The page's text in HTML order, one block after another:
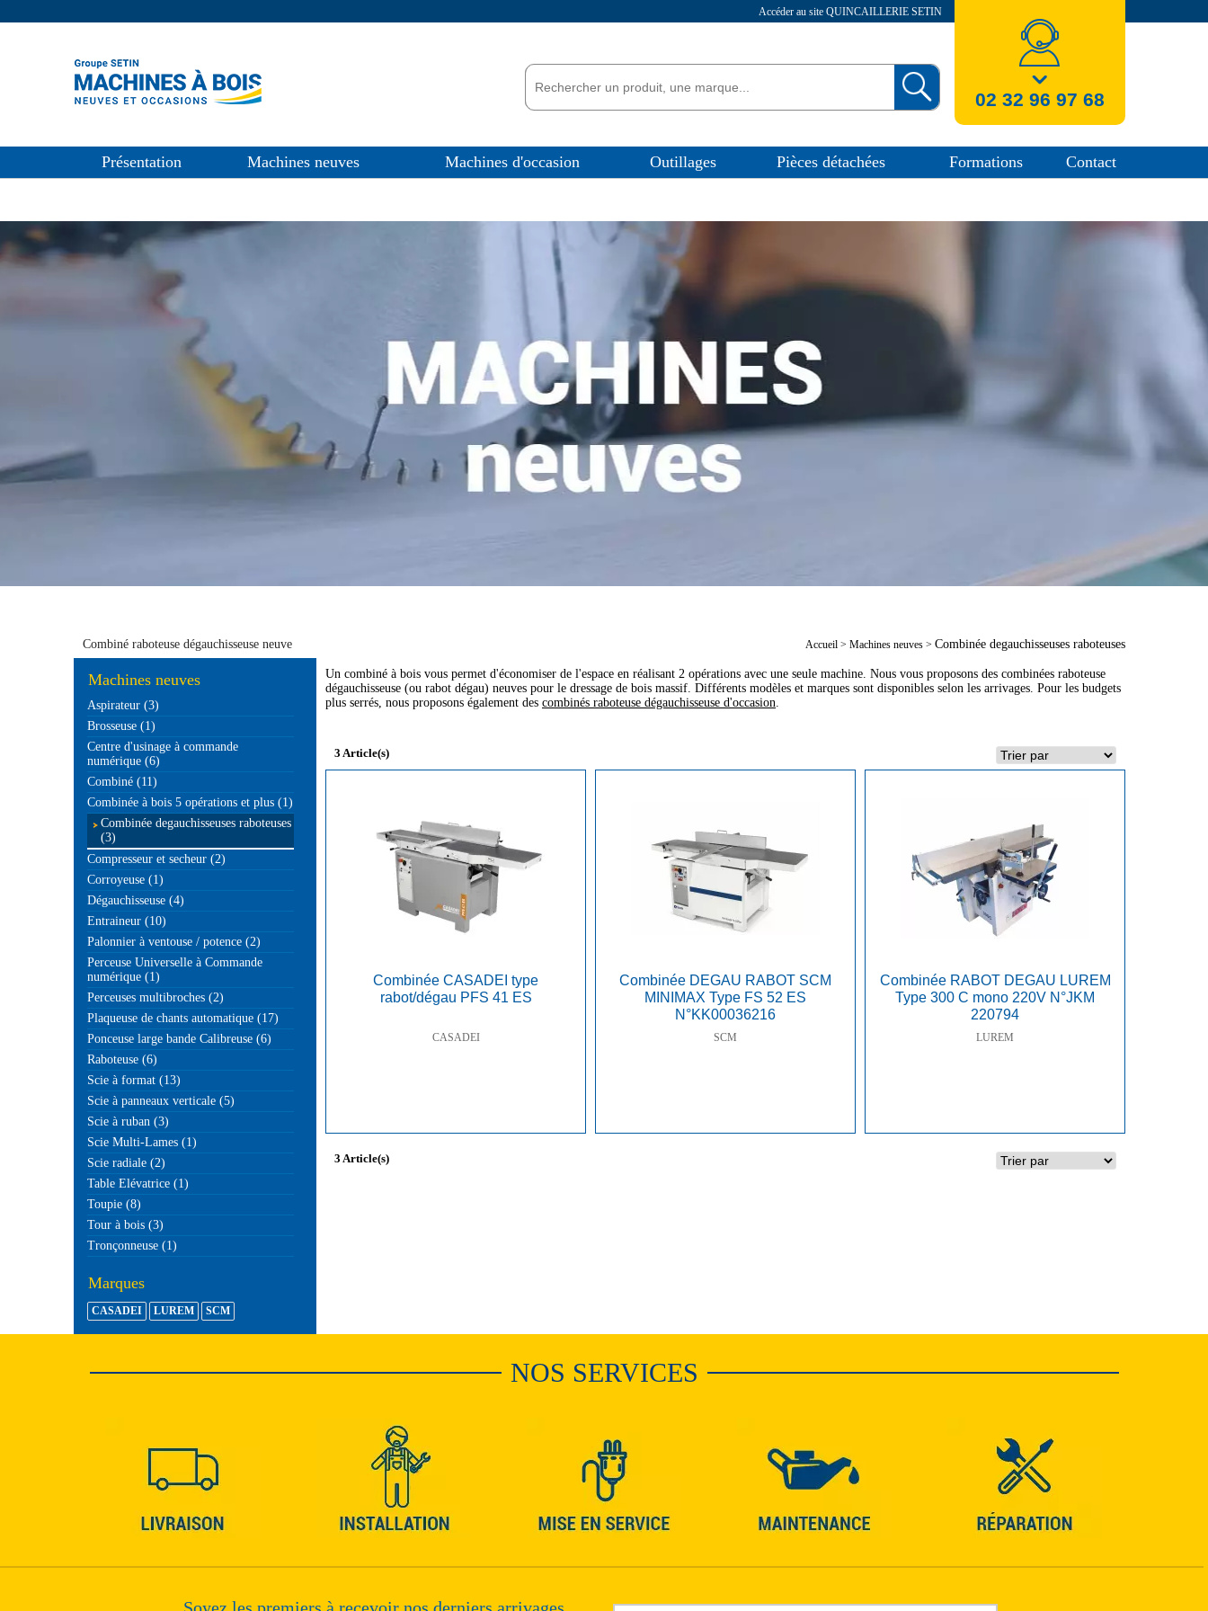
Accéder au site QUINCAILLERIE SETIN
02 32 96 97 68
Présentation Machines neuves Machines d'occasion Outillages Pièces détachées Formations Contact
Combiné raboteuse dégauchisseuse neuve Accueil > Machines neuves > Combinée degauchisseuses raboteuses
Machines neuves
Aspirateur (3)
Brosseuse (1)
Centre d'usinage à commande
numérique (6)
Combiné (11)
Combinée à bois 5 opérations et plus (1)
Combinée degauchisseuses raboteuses
(3)
Compresseur et secheur (2)
Corroyeuse (1)
Dégauchisseuse (4)
Entraineur (10)
Palonnier à ventouse / potence (2)
Perceuse Universelle à Commande
numérique (1)
Perceuses multibroches (2)
Plaqueuse de chants automatique (17)
Ponceuse large bande Calibreuse (6)
Raboteuse (6)
Scie à format (13)
Scie à panneaux verticale (5)
Scie à ruban (3)
Scie Multi-Lames (1)
Scie radiale (2)
Table Elévatrice (1)
Toupie (8)
Tour à bois (3)
Tronçonneuse (1)
Marques
CASADEI LUREM SCM
Un combiné à bois vous permet d'économiser de l'espace en réalisant 2 opérations avec une seule machine. Nous vous proposons des combinées raboteuse
dégauchisseuse (ou rabot dégau) neuves pour le dressage de bois massif. Différents modèles et marques sont disponibles selon les arrivages. Pour les budgets
plus serrés, nous proposons également des combinés raboteuse dégauchisseuse d'occasion.
3 Article(s)
Combinée CASADEI type
rabot/dégau PFS 41 ES
CASADEI
Combinée DEGAU RABOT SCM
MINIMAX Type FS 52 ES
N°KK00036216
SCM
Combinée RABOT DEGAU LUREM
Type 300 C mono 220V N°JKM
220794
LUREM
3 Article(s)
NOS SERVICES